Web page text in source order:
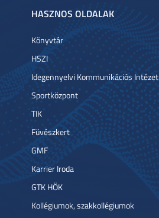
HASZNOS OLDALAK
Könyvtár
HSZI
Idegennyelvi Kommunikációs Intézet
Sportközpont
TIK
Füvészkert
GMF
Karrier Iroda
GTK HÖK
Kollégiumok, szakkollégiumok